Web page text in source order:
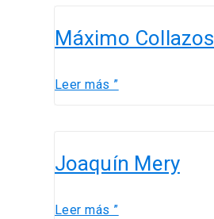
Máximo Collazos
Collazos
Leer más ”
Joaquín Mery
Mery
Leer más ”